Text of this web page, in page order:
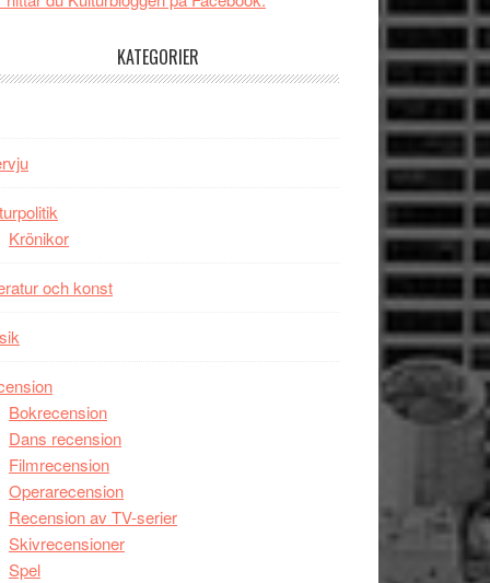
tv4
kan
KATEGORIER
Krönikor
och konst
Bokrecension
Dans recension
Filmrecension
Operarecension
Recension av TV-serier
Skivrecensioner
Spel